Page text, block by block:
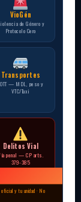
VioGén
de Género y
Protocolo Cero
Transportes
— MDL, peso y
VTC/Taxi
Delitos Vial
penal — CP arts.
379-385
y tu unidad · No